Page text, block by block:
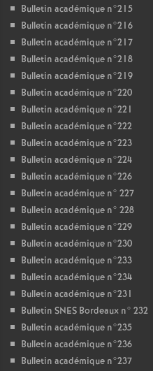
Bulletin académique n°215
Bulletin académique n°216
Bulletin académique n°217
Bulletin académique n°218
Bulletin académique n°219
Bulletin académique n°220
Bulletin académique n°221
Bulletin académique n°222
Bulletin académique n°223
Bulletin académique n°224
Bulletin académique n°226
Bulletin académique n° 227
Bulletin académique n° 228
Bulletin académique n°229
Bulletin académique n°230
Bulletin académique n°233
Bulletin académique n°234
Bulletin académique n°231
Bulletin SNES Bordeaux n° 232
Bulletin académique n°235
Bulletin académique n°236
Bulletin académique n°237